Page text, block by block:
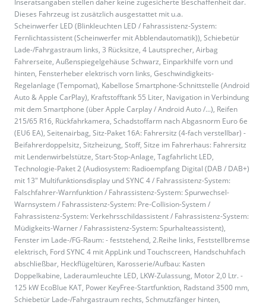
Dieses Fahrzeug ist zusätzlich ausgestattet mit u.a.
Scheinwerfer LED (Blinkleuchten LED / Fahrassistenz-System:
Fernlichtassistent (Scheinwerfer mit Abblendautomatik)), Schiebetür
Lade-/Fahrgastraum links, 3 Rücksitze, 4 Lautsprecher, Airbag
Fahrerseite, Außenspiegelgehäuse Schwarz, Einparkhilfe vorn und
hinten, Fensterheber elektrisch vorn links, Geschwindigkeits-
Regelanlage (Tempomat), Kabellose Smartphone-Schnittstelle (Android
Auto & Apple CarPlay), Kraftstofftank 55 Liter, Navigation in Verbindung
mit dem Smartphone (über Apple Carplay / Android Auto /...), Reifen
215/65 R16, Rückfahrkamera, Schadstoffarm nach Abgasnorm Euro 6e
(EU6 EA), Seitenairbag, Sitz-Paket 16A: Fahrersitz (4-fach verstellbar) -
Beifahrerdoppelsitz, Sitzheizung, Stoff, Sitze im Fahrerhaus: Fahrersitz
mit Lendenwirbelstütze, Start-Stop-Anlage, Tagfahrlicht LED,
Technologie-Paket 2 (Audiosystem: Radioempfang Digital (DAB / DAB+)
mit 13" Multifunktionsdisplay und SYNC 4 / Fahrassistenz-System:
Falschfahrer-Warnfunktion / Fahrassistenz-System: Spurwechsel-
Warnsystem / Fahrassistenz-System: Pre-Collision-System /
Fahrassistenz-System: Verkehrsschildassistent / Fahrassistenz-System:
Müdigkeits-Warner / Fahrassistenz-System: Spurhalteassistent),
Fenster im Lade-/FG-Raum: - feststehend, 2.Reihe links, Feststellbremse
elektrisch, Ford SYNC 4 mit AppLink und Touchscreen, Handschuhfach
abschließbar, Heckflügeltüren, Karosserie/Aufbau: Kasten
Doppelkabine, Laderaumleuchte LED, LKW-Zulassung, Motor 2,0 Ltr. -
125 kW EcoBlue KAT, Power KeyFree-Startfunktion, Radstand 3500 mm,
Schiebetür Lade-/Fahrgastraum rechts, Schmutzfänger hinten,